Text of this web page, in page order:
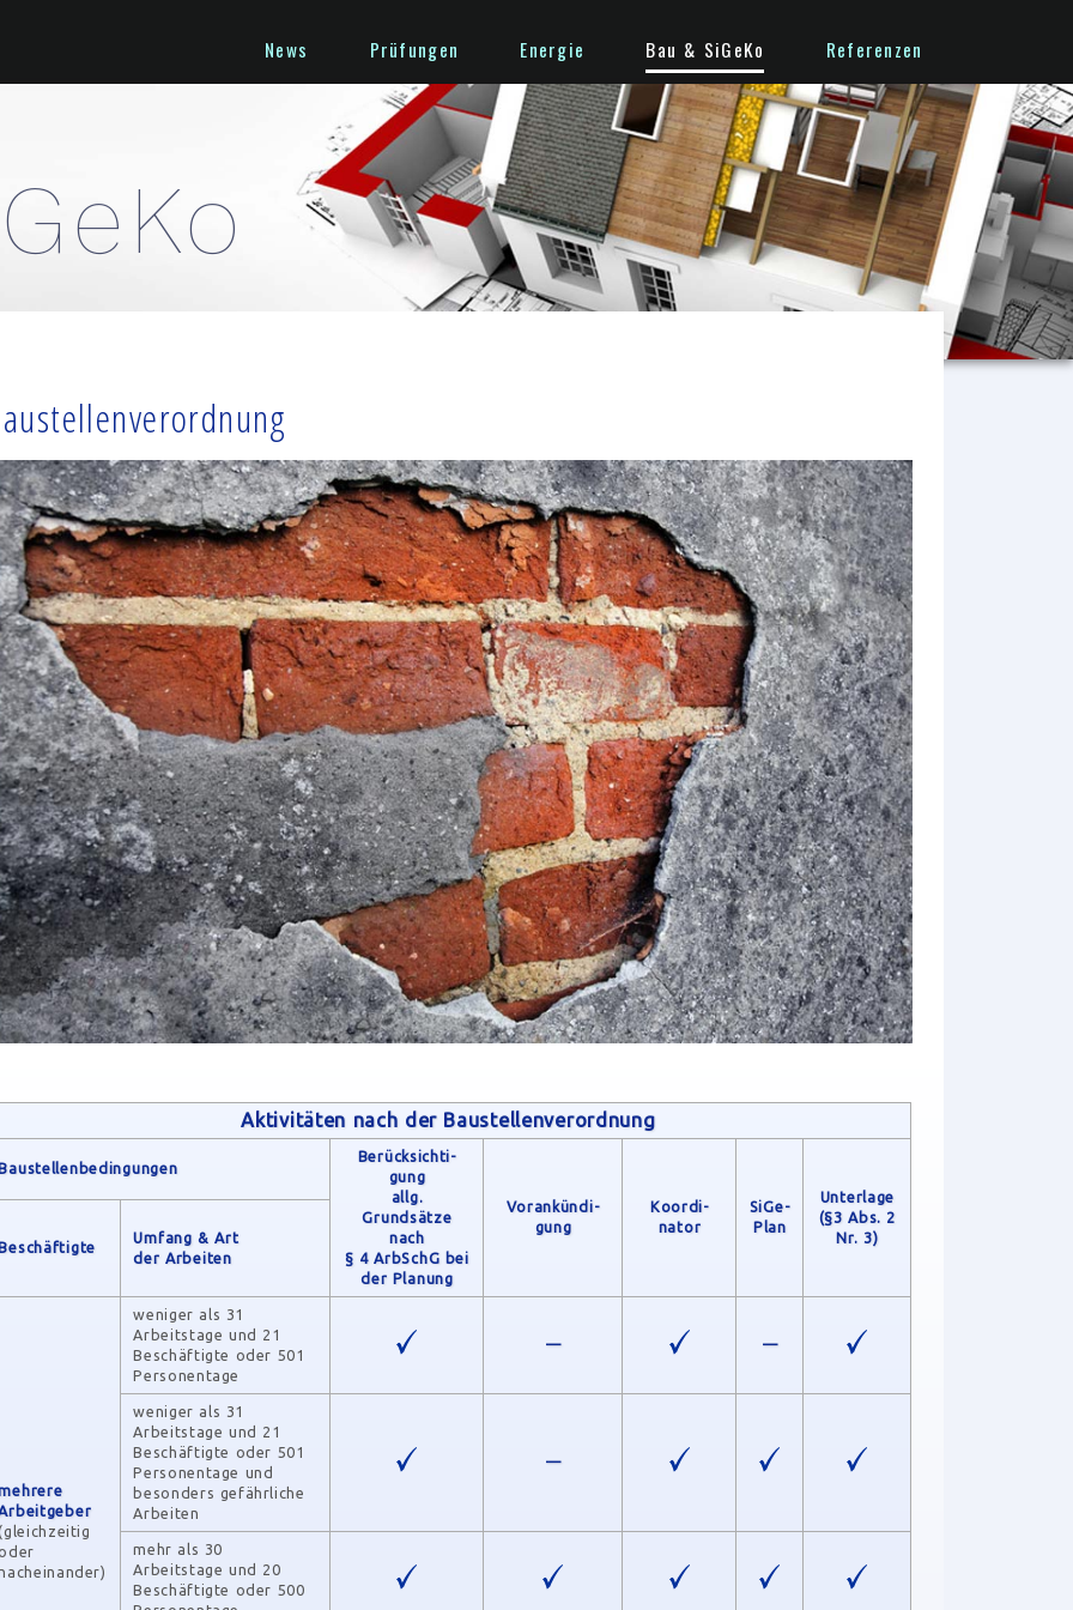
News Prüfungen Energie Bau & SiGeKo Referenzen
Aktivitäten nach der Baustellenverordnung
Berücksichti­
gung
allg.
Grundsätze
nach
§ 4 ArbSchG bei
der Planung
Voran­kündi­
gung
Koordi­
nator
SiGe-
Plan
Unterlage
(§3 Abs. 2
Nr. 3)
Umfang & Art
der Arbeiten
weniger als 31
Arbeitstage und 21
Beschäftigte oder 501
Personentage
— —
weniger als 31
Arbeitstage und 21
Beschäftigte oder 501
Personentage und
besonders gefährliche
Arbeiten
—
mehr als 30
Arbeitstage und 20
Beschäftigte oder 500